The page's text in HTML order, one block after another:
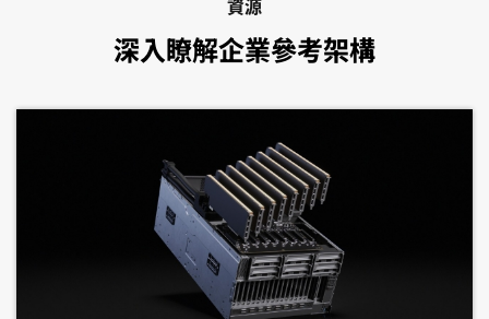
資源
深入瞭解企業參考架構